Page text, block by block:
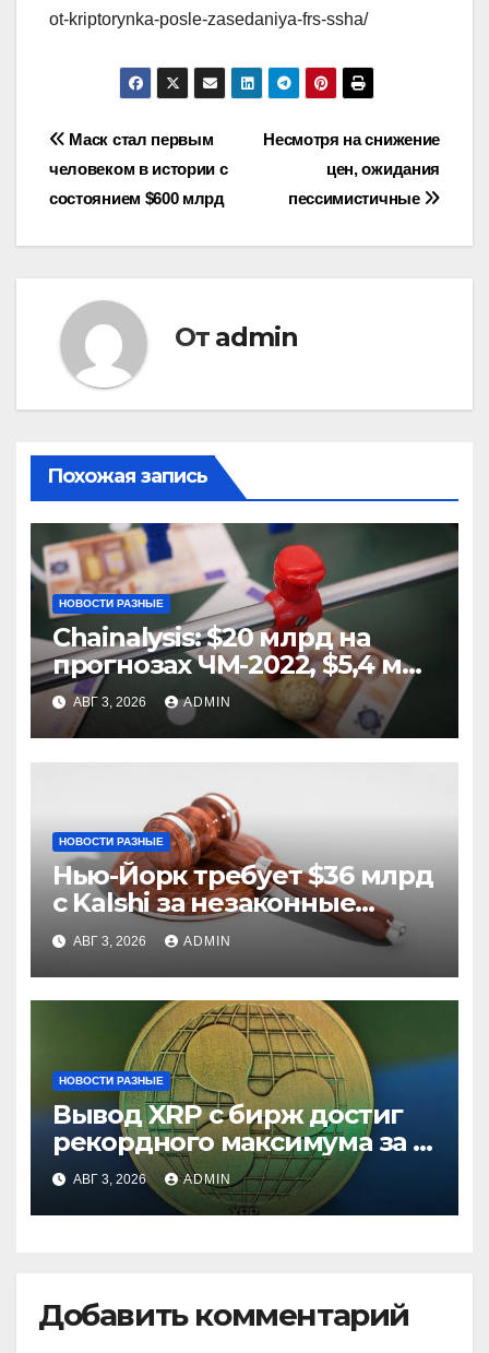
ot-kriptorynka-posle-zasedaniya-frs-ssha/
Навигация
по
записям
Несмотря на снижение
цен, ожидания
пессимистичные
Маск стал первым
человеком в истории с
состоянием $600 млрд
От admin
Похожая запись
НОВОСТИ РАЗНЫЕ
Chainalysis: $20 млрд на
прогнозах ЧМ-2022, $5,4 млн
из них незаконные
АВГ 3, 2026 ADMIN
НОВОСТИ РАЗНЫЕ
Нью-Йорк требует $36 млрд
с Kalshi за незаконные
ставки
АВГ 3, 2026 ADMIN
НОВОСТИ РАЗНЫЕ
Вывод XRP с бирж достиг
рекордного максимума за 5
летАВГ 3, 2026 ADMIN
Добавить комментарий